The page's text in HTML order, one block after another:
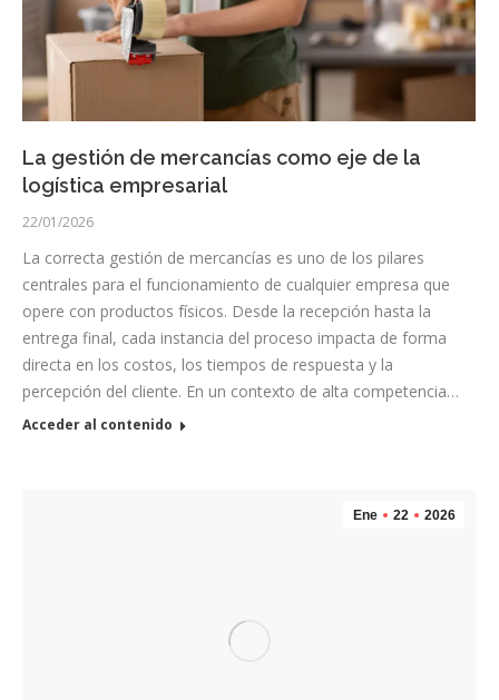
La gestión de mercancías como eje de la
logística empresarial
22/01/2026
La correcta gestión de mercancías es uno de los pilares
centrales para el funcionamiento de cualquier empresa que
opere con productos físicos. Desde la recepción hasta la
entrega final, cada instancia del proceso impacta de forma
directa en los costos, los tiempos de respuesta y la
percepción del cliente. En un contexto de alta competencia…
Acceder al contenido
Ene 22 2026